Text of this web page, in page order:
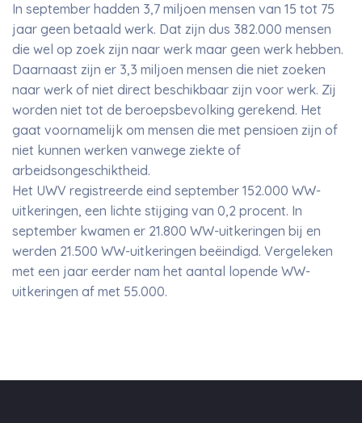
In september hadden 3,7 miljoen mensen van 15 tot 75
jaar geen betaald werk. Dat zijn dus 382.000 mensen
die wel op zoek zijn naar werk maar geen werk hebben.
Daarnaast zijn er 3,3 miljoen mensen die niet zoeken
naar werk of niet direct beschikbaar zijn voor werk. Zij
worden niet tot de beroepsbevolking gerekend. Het
gaat voornamelijk om mensen die met pensioen zijn of
niet kunnen werken vanwege ziekte of
arbeidsongeschiktheid.
Het UWV registreerde eind september 152.000 WW-
uitkeringen, een lichte stijging van 0,2 procent. In
september kwamen er 21.800 WW-uitkeringen bij en
werden 21.500 WW-uitkeringen beëindigd. Vergeleken
met een jaar eerder nam het aantal lopende WW-
uitkeringen af met 55.000.